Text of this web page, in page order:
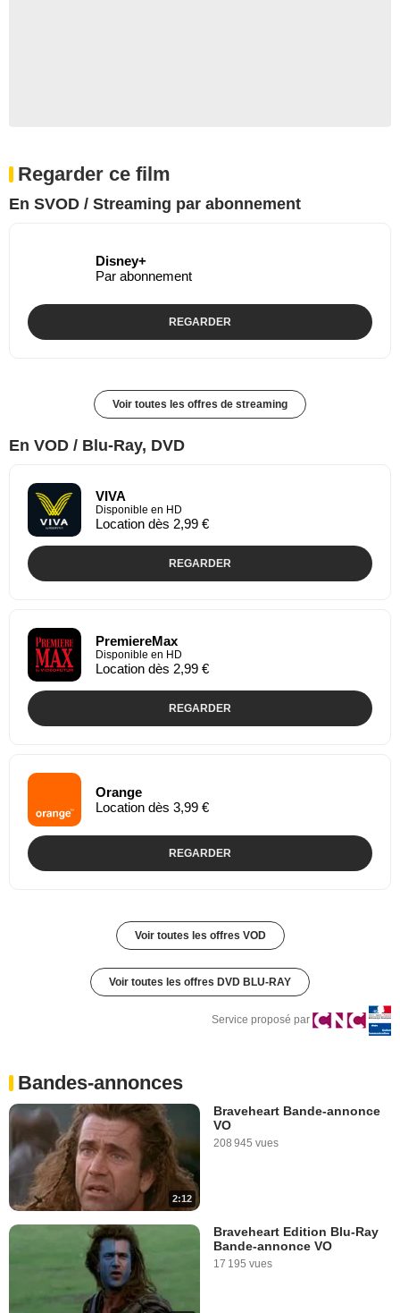
Regarder ce film
En SVOD / Streaming par abonnement
Disney+
Par abonnement
REGARDER
Voir toutes les offres de streaming
En VOD / Blu-Ray, DVD
VIVA
Disponible en HD
Location dès 2,99 €
REGARDER
PremiereMax
Disponible en HD
Location dès 2,99 €
REGARDER
Orange
Location dès 3,99 €
REGARDER
Voir toutes les offres VOD
Voir toutes les offres DVD BLU-RAY
Service proposé par
Bandes-annonces
2:12
Braveheart Bande-annonce
VO
208 945 vues
Braveheart Edition Blu-Ray
Bande-annonce VO
17 195 vues